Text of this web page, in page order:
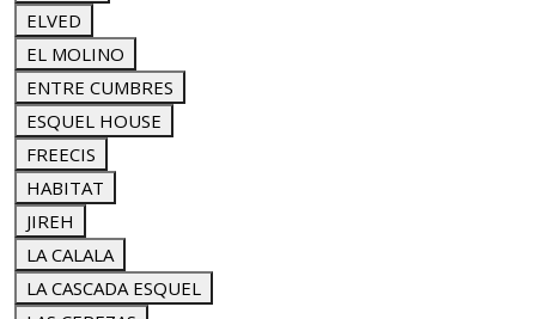
ELVED
EL MOLINO
ENTRE CUMBRES
ESQUEL HOUSE
FREECIS
HABITAT
JIREH
LA CALALA
LA CASCADA ESQUEL